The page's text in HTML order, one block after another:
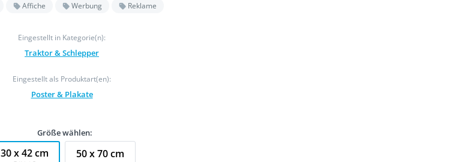
Affiche Werbung Reklame
Eingestellt in Kategorie(n):
Traktor & Schlepper
Eingestellt als Produktart(en):
Poster & Plakate
Größe wählen:
30 x 42 cm 50 x 70 cm